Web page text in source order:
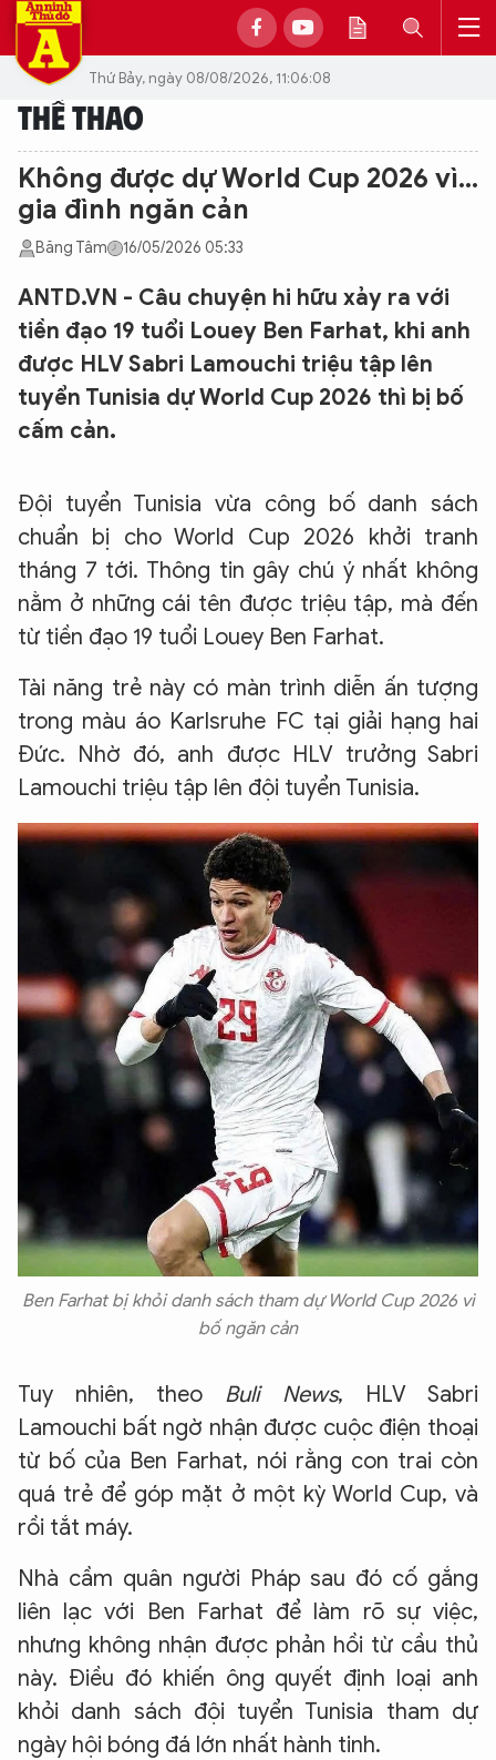
Thứ Bảy, ngày 08/08/2026, 11:06:08
THỂ THAO
Không được dự World Cup 2026 vì...
gia đình ngăn cản
Băng Tâm 16/05/2026 05:33
ANTD.VN - Câu chuyện hi hữu xảy ra với
tiền đạo 19 tuổi Louey Ben Farhat, khi anh
được HLV Sabri Lamouchi triệu tập lên
tuyển Tunisia dự World Cup 2026 thì bị bố
cấm cản.
Đội tuyển Tunisia vừa công bố danh sách
chuẩn bị cho World Cup 2026 khởi tranh
tháng 7 tới. Thông tin gây chú ý nhất không
nằm ở những cái tên được triệu tập, mà đến
từ tiền đạo 19 tuổi Louey Ben Farhat.
Tài năng trẻ này có màn trình diễn ấn tượng
trong màu áo Karlsruhe FC tại giải hạng hai
Đức. Nhờ đó, anh được HLV trưởng Sabri
Lamouchi triệu tập lên đội tuyển Tunisia.
Ben Farhat bị khỏi danh sách tham dự World Cup 2026 vì
bố ngăn cản
Tuy nhiên, theo Buli News, HLV Sabri
Lamouchi bất ngờ nhận được cuộc điện thoại
từ bố của Ben Farhat, nói rằng con trai còn
quá trẻ để góp mặt ở một kỳ World Cup, và
rồi tắt máy.
Nhà cầm quân người Pháp sau đó cố gắng
liên lạc với Ben Farhat để làm rõ sự việc,
nhưng không nhận được phản hồi từ cầu thủ
này. Điều đó khiến ông quyết định loại anh
khỏi danh sách đội tuyển Tunisia tham dự
ngày hội bóng đá lớn nhất hành tinh.